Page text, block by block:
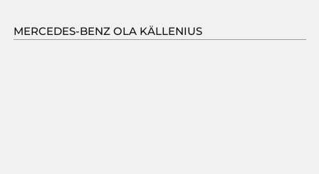
MERCEDES-BENZ OLA KÄLLENIUS